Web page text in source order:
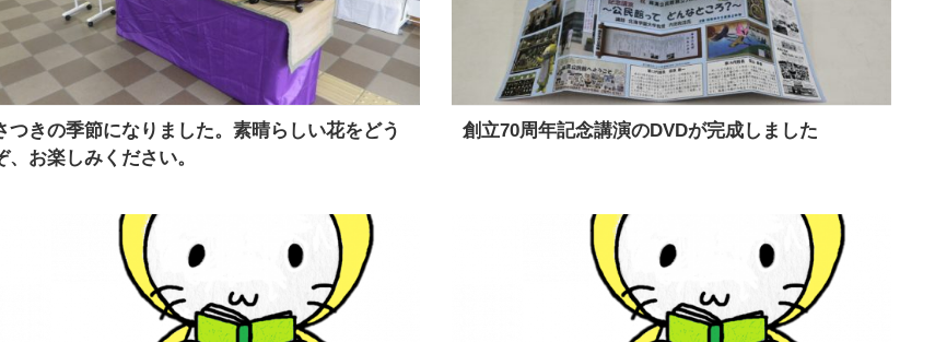
つきの季節になりました。素晴らしい花をどう
、お楽しみください。
創立70周年記念講演のDVDが完成しました